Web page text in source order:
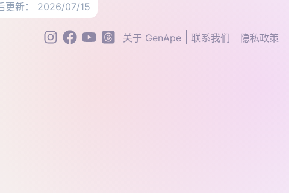
更新： 2026/07/15
关于 GenApe 联系我们 隐私政策